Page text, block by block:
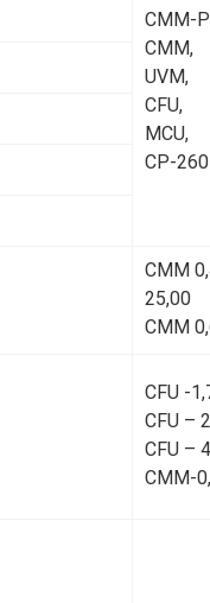
CMM-
CMM,
UVM,
CFU,
MCU,
CP-260
CMM
25,00
CMM
CFU -
CFU –
CFU –
CMM-